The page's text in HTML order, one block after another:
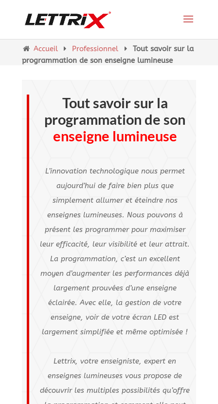
Accueil Professionnel
Tout savoir sur la
programmation de son enseigne lumineuse
Tout savoir sur la
programmation de son
enseigne lumineuse
L’innovation technologique nous permet
aujourd’hui de faire bien plus que
simplement allumer et éteindre nos
enseignes lumineuses. Nous pouvons à
présent les programmer pour maximiser
leur efficacité, leur visibilité et leur attrait.
La programmation, c’est un excellent
moyen d’augmenter les performances déjà
largement prouvées d’une enseigne
éclairée. Avec elle, la gestion de votre
enseigne, voir de votre écran LED est
largement simplifiée et même optimisée !
Lettrix, votre enseigniste, expert en
enseignes lumineuses vous propose de
découvrir les multiples possibilités qu’offre